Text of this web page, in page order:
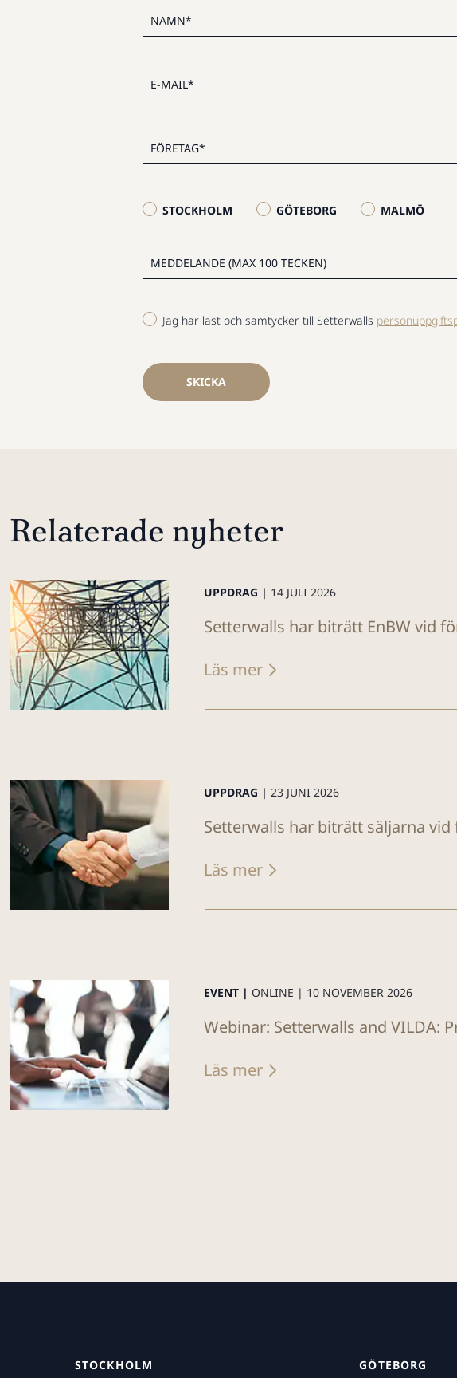
STOCKHOLM GÖTEBORG MALMÖ
Jag har läst och samtycker till Setterwalls
SKICKA
Relaterade nyheter
UPPDRAG | 14 JULI 2026
Setterwalls har biträtt EnBW vid
Läs mer
UPPDRAG | 23 JUNI 2026
Setterwalls har biträtt säljarna vid
Läs mer
EVENT | ONLINE | 10 NOVEMBER 2026
Webinar: Setterwalls and VILDA:
Läs mer
STOCKHOLM GÖTEBORG